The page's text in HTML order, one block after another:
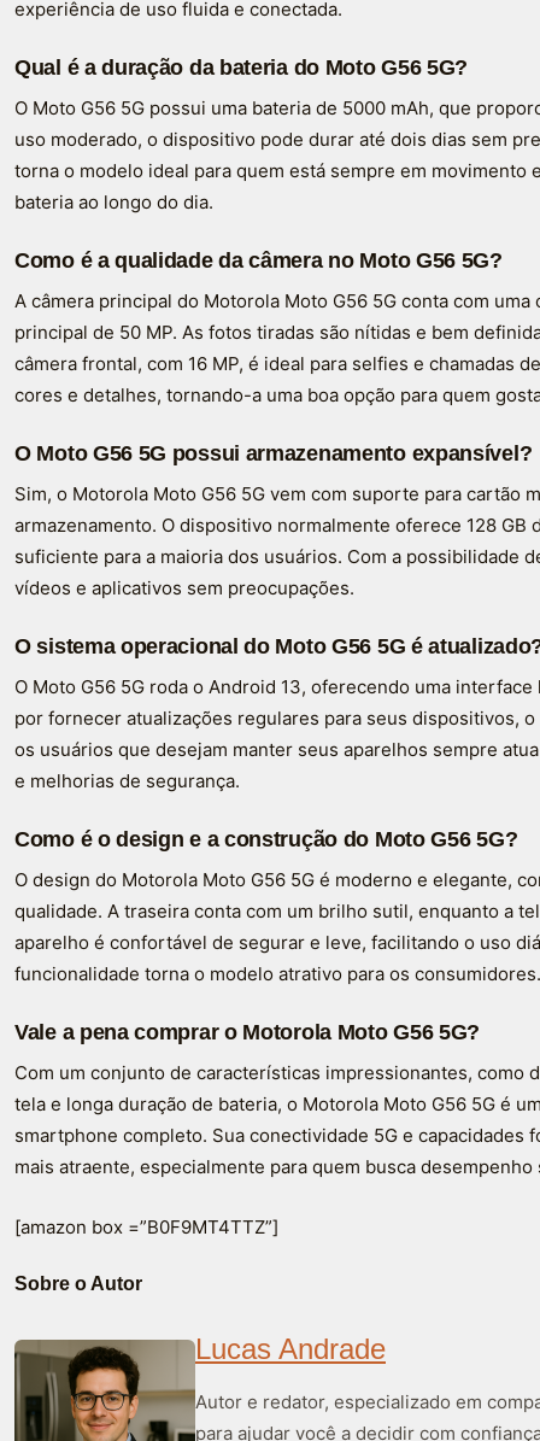
experiência de uso fluida e conectada.
Qual é a duração da bateria do Moto G56 5G?
O Moto G56 5G possui uma bateria de 5000 mAh, que
uso moderado, o dispositivo pode durar até dois dias sem
torna o modelo ideal para quem está sempre em movimento
bateria ao longo do dia.
Como é a qualidade da câmera no Moto G56 5G?
A câmera principal do Motorola Moto G56 5G conta com
principal de 50 MP. As fotos tiradas são nítidas e bem
câmera frontal, com 16 MP, é ideal para selfies e chamadas
cores e detalhes, tornando-a uma boa opção para quem
O Moto G56 5G possui armazenamento expansível?
Sim, o Motorola Moto G56 5G vem com suporte para cartão
armazenamento. O dispositivo normalmente oferece 128 GB
suficiente para a maioria dos usuários. Com a possibilidade
vídeos e aplicativos sem preocupações.
O sistema operacional do Moto G56 5G é
O Moto G56 5G roda o Android 13, oferecendo uma
por fornecer atualizações regulares para seus dispositivos,
os usuários que desejam manter seus aparelhos sempre
e melhorias de segurança.
Como é o design e a construção do Moto G56 5G?
O design do Motorola Moto G56 5G é moderno e elegante,
qualidade. A traseira conta com um brilho sutil, enquanto a
aparelho é confortável de segurar e leve, facilitando o uso
funcionalidade torna o modelo atrativo para os consumidores.
Vale a pena comprar o Motorola Moto G56 5G?
Com um conjunto de características impressionantes, como
tela e longa duração de bateria, o Motorola Moto G56 5G é
smartphone completo. Sua conectividade 5G e capacidades
mais atraente, especialmente para quem busca
[amazon box =”B0F9MT4TTZ”]
Sobre o Autor
Lucas Andrade
Autor e redator, especializado em
para ajudar você a decidir com